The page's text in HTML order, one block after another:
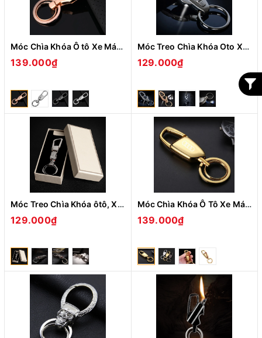
Móc Chìa Khóa Ô tô Xe Máy Jobon ZB-098 Có Móc Đỉa Quần ( giao màu ngẫu nhiên )
139.000₫
Móc Treo Chìa Khóa Oto Xe Máy Jobon ZB-6607 Đa Năng Có Đèn Led Kiêm Khui Bia Tiện Lợi ( giao màu ngẫu nhiên )
129.000₫
Móc Treo Chìa Khóa ôtô, Xe Máy Jobon ZB-8773 Hình Đầu Rồng Mắt Ngọc Cực Chất ( giao màu ngẫu nhiên )
129.000₫
Móc Chìa Khóa Ô Tô Xe Máy Cao Cấp Gài Thắt Lưng Tiện Lợi Jobon ZB-190 Nhỏ Gọn ( giao màu ngẫu nhiên )
139.000₫